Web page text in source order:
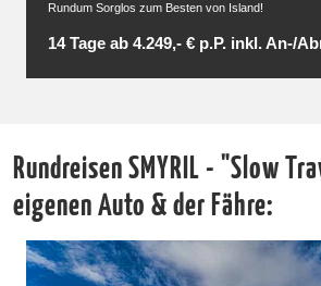
Rundum Sorglos zum Besten von Island!
14 Tage ab 4.249,- € p.P. inkl. An-/
Rundreisen SMYRIL - "Slow
eigenen Auto & der Fähre: